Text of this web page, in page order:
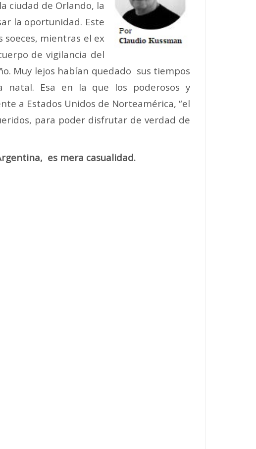
ciudad de Orlando, la
la oportunidad. Este
soeces, mientras el ex
de vigilancia del
Muy lejos habían quedado sus tiempos
natal. Esa en la que los poderosos y
a Estados Unidos de Norteamérica, “el
para poder disfrutar de verdad de
es mera casualidad.